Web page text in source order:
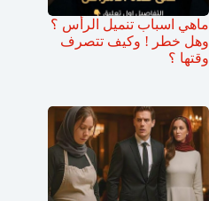
ماهي اسباب تنميل الرأس ؟
وهل خطر ! وكيف تتصرف
وقتها ؟